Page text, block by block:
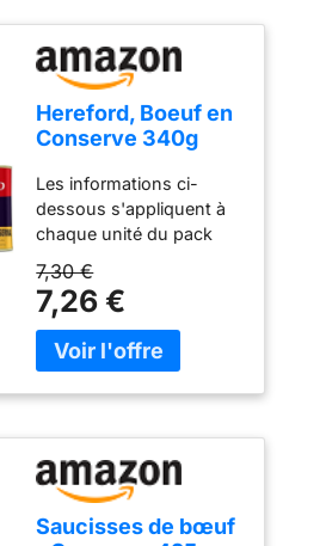
Hereford, Boeuf en
Conserve 340g
Les informations ci-
dessous s'appliquent à
chaque unité du pack
Bressuire 79300
Naturellement riche en
protéines 100g de
Corned beef
pour un repas Une boîte
de 340g
7,30 €
7,26 €
Saucisses de bœuf